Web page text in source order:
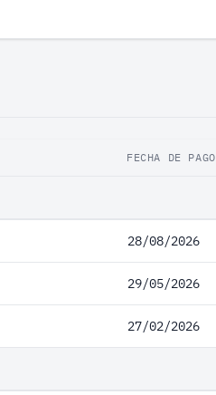
FECHA DE PAGO
28/08/2026
29/05/2026
27/02/2026